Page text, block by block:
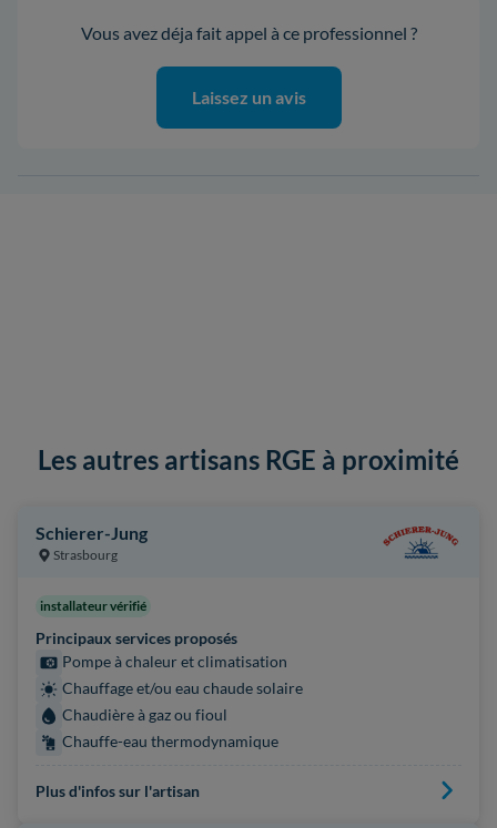
Vous avez déja fait appel à ce professionnel ?
Laissez un avis
Les autres artisans RGE à proximité
Schierer-Jung
Strasbourg
installateur vérifié
Principaux services proposés
Pompe à chaleur et climatisation
Chauffage et/ou eau chaude solaire
Chaudière à gaz ou fioul
Chauffe-eau thermodynamique
Plus d'infos sur l'artisan